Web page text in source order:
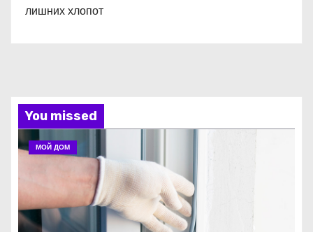
лишних хлопот
You missed
МОЙ ДОМ